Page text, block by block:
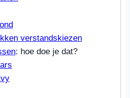
verstandskiezen
: hoe doe je dat?